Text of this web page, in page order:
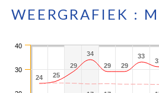
WEERGRAFIEK :
24
24 25
25
29
29
34
34
29
29 29
29
33
33
30
40